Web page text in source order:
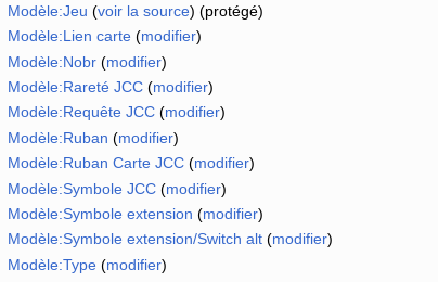
Modèle:Jeu (voir la source) (protégé)
Modèle:Lien carte(modifier)
Modèle:Nobr(modifier)
Modèle:Rareté JCC(modifier)
Modèle:Requête JCC(modifier)
Modèle:Ruban (modifier)
Modèle:Ruban Carte JCC(modifier)
Modèle:Symbole JCC(modifier)
Modèle:Symbole extension (modifier)
Modèle:Symbole extension/Switch alt(modifier)
Modèle:Type(modifier)